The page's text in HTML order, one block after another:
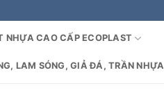
NHỰA CAO CẤP ECOPLAST
LAM SÓNG, GIẢ ĐÁ, TRẦN NHỰA